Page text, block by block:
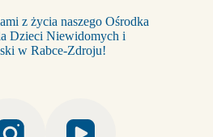
z życia naszego Ośrodka
Dzieci Niewidomych i
w Rabce-Zdroju!